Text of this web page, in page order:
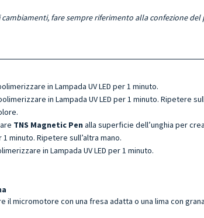
fare sempre riferimento alla confezione
in Lampada UV LED per 1 minuto.
in Lampada UV LED per 1 minuto. Ripetere
TNS Magnetic Pen alla superficie dell’unghia per
1 minuto. Ripetere sull’altra mano.
in Lampada UV LED per 1 minuto.
micromotore con una fresa adatta o una lima con